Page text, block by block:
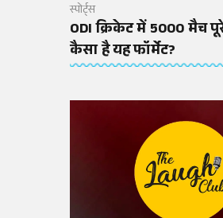
स्पोर्ट्स
ODI क्रिकेट में 5000 मैच
कैसा है यह फॉर्मेट?